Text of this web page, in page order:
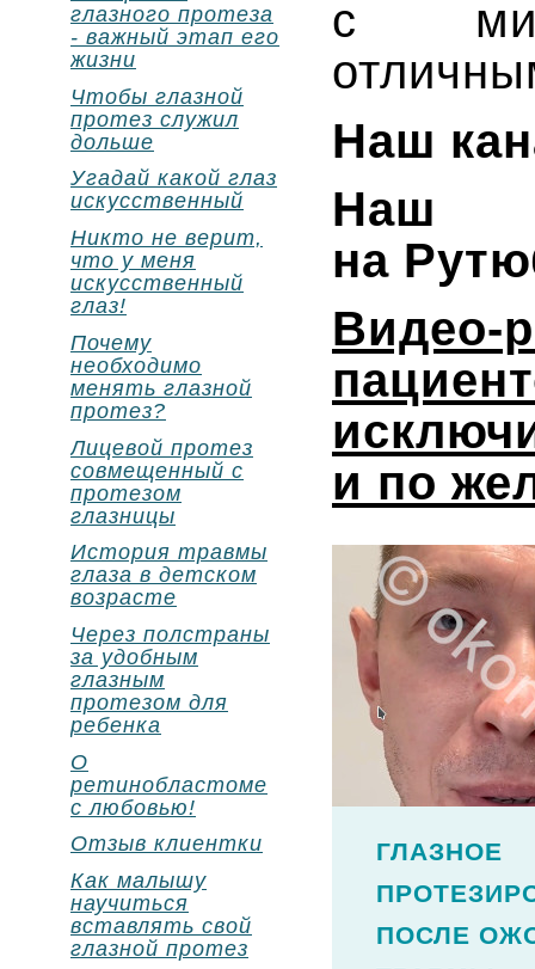
глазного протеза
- важный этап его
жизни
Чтобы глазной
протез служил
дольше
Угадай какой глаз
искусственный
Никто не верит,
что у меня
искусственный
глаз!
Почему
необходимо
менять глазной
протез?
Лицевой протез
совмещенный с
протезом
глазницы
История травмы
глаза в детском
возрасте
Через полстраны
за удобным
глазным
протезом для
ребенка
О
ретинобластоме
с любовью!
Отзыв клиентки
Как малышу
научиться
вставлять свой
глазной протез
с
Наш
на
и по
ГЛАЗНОЕ
ПОСЛЕ